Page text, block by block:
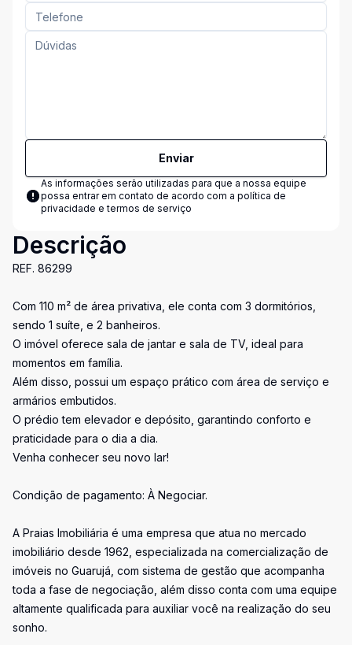
Enviar
As informações serão utilizadas para que a nossa equipe
possa entrar em contato de acordo com a política de
privacidade e termos de serviço
Descrição
REF. 86299
Com 110 m² de área privativa, ele conta com 3 dormitórios,
sendo 1 suíte, e 2 banheiros.
O imóvel oferece sala de jantar e sala de TV, ideal para
momentos em família.
Além disso, possui um espaço prático com área de serviço e
armários embutidos.
O prédio tem elevador e depósito, garantindo conforto e
praticidade para o dia a dia.
Venha conhecer seu novo lar!
Condição de pagamento: À Negociar.
A Praias Imobiliária é uma empresa que atua no mercado
imobiliário desde 1962, especializada na comercialização de
imóveis no Guarujá, com sistema de gestão que acompanha
toda a fase de negociação, além disso conta com uma equipe
altamente qualificada para auxiliar você na realização do seu
sonho.